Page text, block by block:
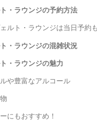
・ラウンジの予約方法
ルト・ラウンジは当日予約
・ラウンジの混雑状況
・ラウンジの魅力
や豊富なアルコール
にもおすすめ！